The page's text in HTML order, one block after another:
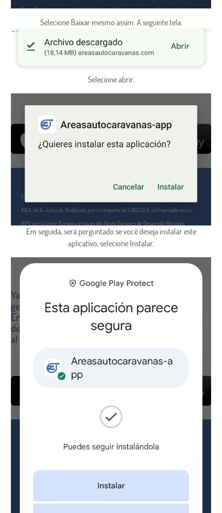
Selecione Baixar mesmo assim. A seguinte tela:
Selecione abrir.
Em seguida, será perguntado se você deseja instalar este
aplicativo, selecione Instalar.